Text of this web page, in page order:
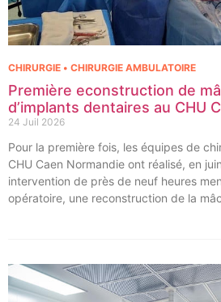
Première econstruction de
d’implants dentaires au CHU
24 Juil 2026
CHIRURGIE • CHIRURGIE AMBULATOIRE
Pour la première fois, les équipes de
CHU Caen Normandie ont réalisé, en
intervention de près de neuf heures
opératoire, une reconstruction de la